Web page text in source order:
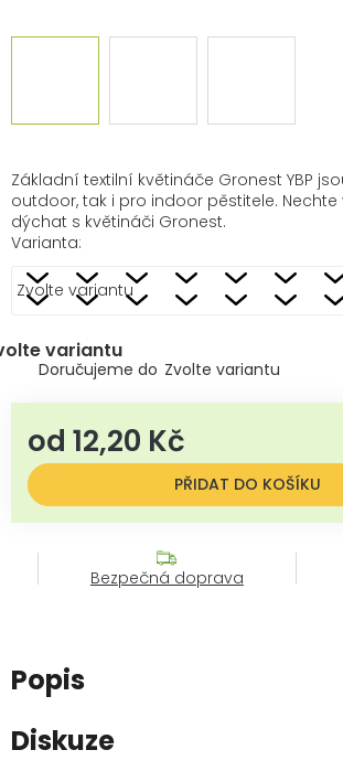
Základní textilní květináče Gronest YBP
outdoor, tak i pro indoor pěstitele.
dýchat s květináči Gronest.
Varianta:
variantu
Zvolte variantu
od 12,20 Kč
PŘIDAT DO KOŠÍKU
Bezpečná doprava
Popis
Diskuze